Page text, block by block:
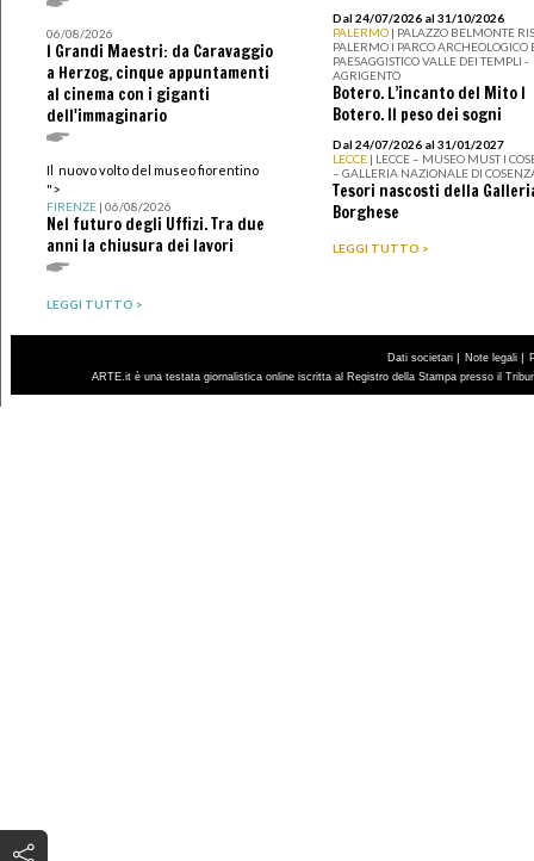
06/08/2026
I Grandi Maestri: da Caravaggio
a Herzog, cinque appuntamenti
al cinema con i giganti
dell'immaginario
Il nuovo volto del museo fiorentino
">
FIRENZE| 06/08/2026
Nel futuro degli Uffizi. Tra due
anni la chiusura dei lavori
LEGGI TUTTO >
Dal 24/07/2026 al 31/10/2026
PALERMO | PALAZZO BELMONTE
PALERMO I PARCO ARCHEOLOGICO
PAESAGGISTICO VALLE DEI TEMPLI -
AGRIGENTO
Botero. L’incanto del Mito I
Botero. Il peso dei sogni
Dal 24/07/2026 al 31/01/2027
LECCE | LECCE – MUSEO MUST I
– GALLERIA NAZIONALE DI
Tesori nascosti della
Borghese
LEGGI TUTTO >
Dati societari | Note legali |
ARTE.it è una testata giornalistica online iscritta al Registro della Stampa presso il